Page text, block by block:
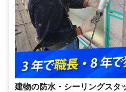
建物の防水・シーリングスタ